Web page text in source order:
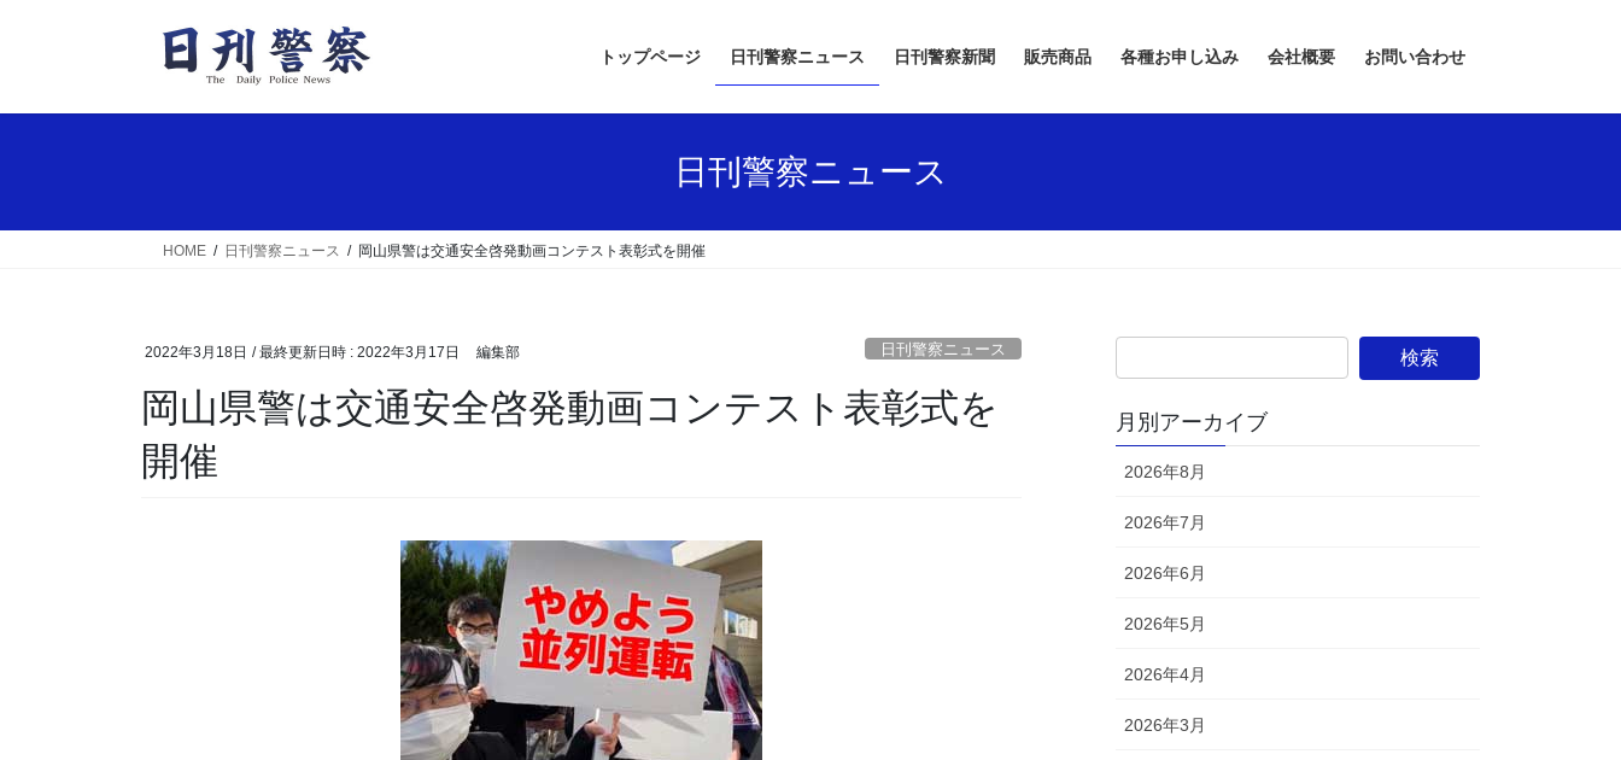
トップページ 日刊警察ニュース 日刊警察新聞 販売商品 各種お申し込み 会社概要 お問い合わせ
日刊警察ニュース
HOME 日刊警察ニュース 岡山県警は交通安全啓発動画コンテスト表彰式を開催
2022年3月18日 / 最終更新日時 : 2022年3月17日 編集部 日刊警察ニュース
岡山県警は交通安全啓発動画コンテスト表彰式を
開催
月別アーカイブ
2026年8月
2026年7月
2026年6月
2026年5月
2026年4月
2026年3月